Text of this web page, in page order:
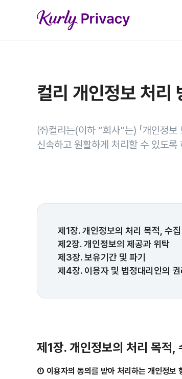
컬리 개인정보 처리
㈜컬리는(이하 “회사”는) 「개인정
신속하고 원활하게 처리할 수 있도
제1장. 개인정보의 처리 목적, 수
제2장. 개인정보의 제공과 위탁
제3장. 보유기간 및 파기
제4장. 이용자 및 법정대리인의
제1장. 개인정보의 처리 목적,
① 이용자의 동의를 받아 처리하는 개인정보